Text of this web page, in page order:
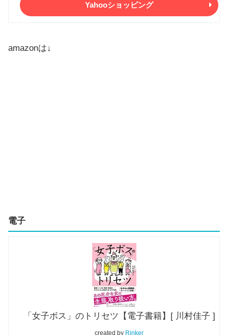
Yahooショッピング
amazonは↓
電子
「女子ボス」のトリセツ【電子書籍】[ 川村佳子 ]
created by Rinker